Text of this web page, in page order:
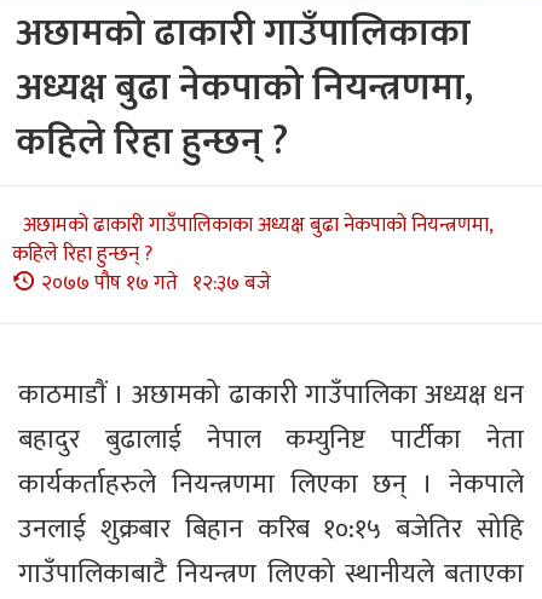
अछामको ढाकारी गाउँपालिकाका
अध्यक्ष बुढा नेकपाको नियन्त्रणमा,
कहिले रिहा हुन्छन् ?
अछामको ढाकारी गाउँपालिकाका अध्यक्ष बुढा नेकपाको नियन्त्रणमा,
कहिले रिहा हुन्छन् ?
२०७७ पौष १७ गते १२:३७ बजे
काठमाडाैं । अछामको ढाकारी गाउँपालिका अध्यक्ष धन
बहादुर बुढालाई नेपाल कम्युनिष्ट पार्टीका नेता
कार्यकर्ताहरुले नियन्त्रणमा लिएका छन् । नेकपाले
उनलाई शुक्रबार बिहान करिब १०:१५ बजेतिर सोहि
गाउँपालिकाबाटै नियन्त्रण लिएको स्थानीयले बताएका